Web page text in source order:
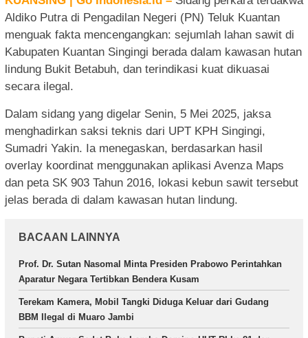
Aldiko Putra di Pengadilan Negeri (PN) Teluk Kuantan
menguak fakta mencengangkan: sejumlah lahan sawit di
Kabupaten Kuantan Singingi berada dalam kawasan hutan
lindung Bukit Betabuh, dan terindikasi kuat dikuasai
secara ilegal.
Dalam sidang yang digelar Senin, 5 Mei 2025, jaksa
menghadirkan saksi teknis dari UPT KPH Singingi,
Sumadri Yakin. Ia menegaskan, berdasarkan hasil
overlay koordinat menggunakan aplikasi Avenza Maps
dan peta SK 903 Tahun 2016, lokasi kebun sawit tersebut
jelas berada di dalam kawasan hutan lindung.
BACAAN LAINNYA
Prof. Dr. Sutan Nasomal Minta Presiden Prabowo Perintahkan
Aparatur Negara Tertibkan Bendera Kusam
Terekam Kamera, Mobil Tangki Diduga Keluar dari Gudang
BBM Ilegal di Muaro Jambi